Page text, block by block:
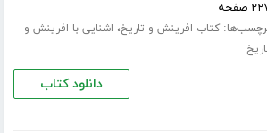
صفحه
کتاب افرینش و تاریخ، اشنایی با افرینش و
دانلود کتاب